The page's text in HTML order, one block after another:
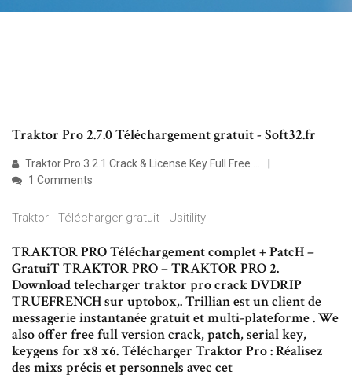
Traktor Pro 2.7.0 Téléchargement gratuit - Soft32.fr
Traktor Pro 3.2.1 Crack & License Key Full Free …
1 Comments
Traktor - Télécharger gratuit - Usitility
TRAKTOR PRO Téléchargement complet + PatcH –
GratuiT TRAKTOR PRO – TRAKTOR PRO 2.
Download telecharger traktor pro crack DVDRIP
TRUEFRENCH sur uptobox,. Trillian est un client de
messagerie instantanée gratuit et multi-plateforme . We
also offer free full version crack, patch, serial key,
keygens for x8 x6. Télécharger Traktor Pro : Réalisez
des mixs précis et personnels avec cet